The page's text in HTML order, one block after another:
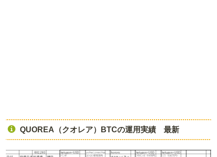
QUOREA（クオレア）BTCの運用実績 最新